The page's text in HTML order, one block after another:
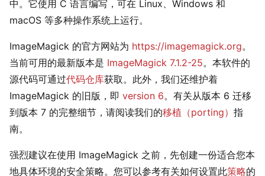
中。它使用 C 语言编写，可在 Linux、Windows 和
macOS 等多种操作系统上运行。
ImageMagick 的官方网站为 https://imagemagick.org。
当前可用的最新版本是 ImageMagick 7.1.2-25。本软件的
源代码可通过代码仓库获取。此外，我们还维护着
ImageMagick 的旧版，即 version 6。有关从版本 6 迁移
到版本 7 的完整细节，请阅读我们的移植（porting） 指
南。
强烈建议在使用 ImageMagick 之前，先创建一份适合您本
地具体环境的安全策略。您可以参考有关如何设置此策略的